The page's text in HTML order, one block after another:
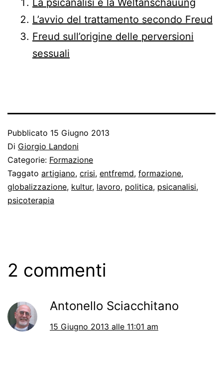
La psicanalisi e la Weltanschauung
L’avvio del trattamento secondo Freud
Freud sull’origine delle perversioni
sessuali
Pubblicato 15 Giugno 2013
Di Giorgio Landoni
Categorie: Formazione
Taggato artigiano, crisi, entfremd, formazione,
globalizzazione, kultur, lavoro, politica, psicanalisi,
psicoterapia
2 commenti
Antonello Sciacchitano
15 Giugno 2013 alle 11:01 am